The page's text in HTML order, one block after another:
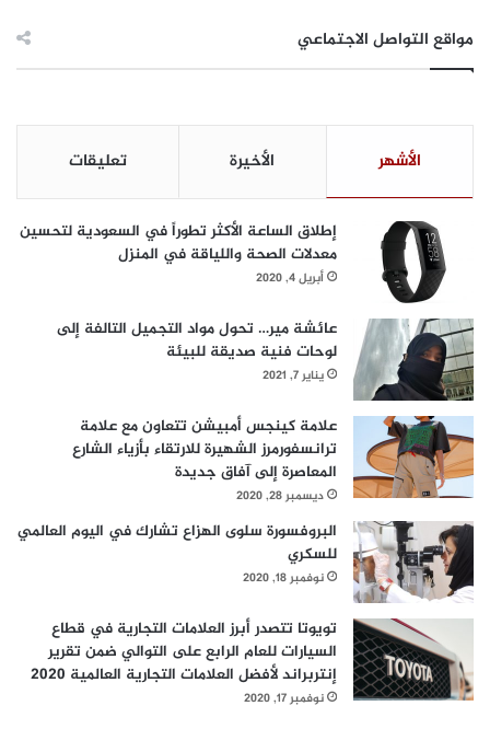
مواقع التواصل الاجتماعي
الأشهر الأخيرة تعليقات
إطلاق الساعة الأكثر تطوراً في السعودية لتحسين
معدلات الصحة واللياقة في المنزل
أبريل 4, 2020
عائشة مير… تحول مواد التجميل التالفة إلى
لوحات فنية صديقة للبيئة
يناير 7, 2021
علامة كينجس أمبيشن تتعاون مع علامة
ترانسفورمرز الشهيرة للارتقاء بأزياء الشارع
المعاصرة إلى آفاق جديدة
ديسمبر 28, 2020
البروفسورة سلوى الهزاع تشارك في اليوم العالمي
للسكري
نوفمبر 18, 2020
تويوتا تتصدر أبرز العلامات التجارية في قطاع
السيارات للعام الرابع على التوالي ضمن تقرير
إنتربراند لأفضل العلامات التجارية العالمية 2020
نوفمبر 17, 2020